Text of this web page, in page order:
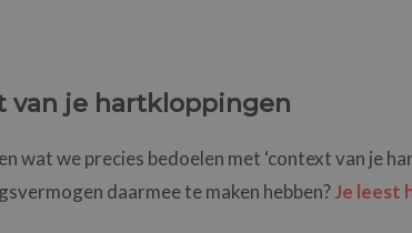
van je hartkloppingen
wat we precies bedoelen met ‘context van je
daarmee te maken hebben?Je leest